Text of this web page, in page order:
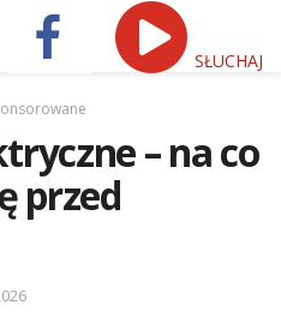
SŁUCHAJ
– na co
przed